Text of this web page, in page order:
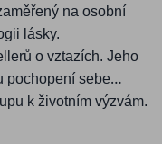
na osobní
lásky.
o vztazích. Jeho
pochopení sebe
k životním výzvám.